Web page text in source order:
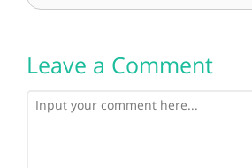
Leave a Comment